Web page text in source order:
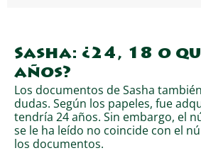
Sasha: ¿24, 18 o
años?
Los documentos de Sasha
dudas. Según los papeles, fue
tendría 24 años. Sin embargo, el
se le ha leído no coincide con el
los documentos.